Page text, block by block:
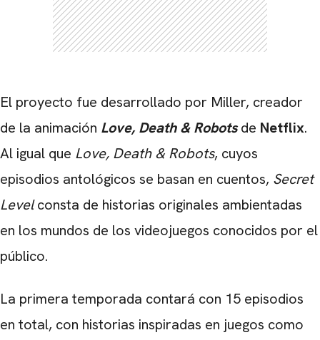
El proyecto fue desarrollado por Miller, creador
de la animación Love, Death & Robotsde Netflix.
Al igual que Love, Death & Robots, cuyos
episodios antológicos se basan en cuentos, Secret
Levelconsta de historias originales ambientadas
en los mundos de los videojuegos conocidos por el
público.
La primera temporada contará con 15 episodios
en total, con historias inspiradas en juegos como
CARREGANDO PUBLICIDADE